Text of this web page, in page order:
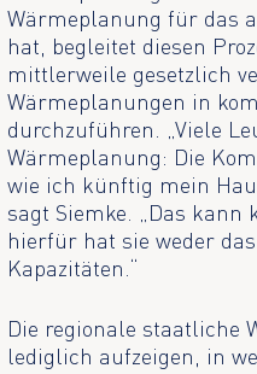
Wärmeplanung für das
hat, begleitet diesen
mittlerweile gesetzlich
Wärmeplanungen in
durchzuführen. „Viele
Wärmeplanung: Die
wie ich künftig mein
sagt Siemke. „Das kann
hierfür hat sie weder
Kapazitäten.“
Die regionale staatliche
lediglich aufzeigen, in